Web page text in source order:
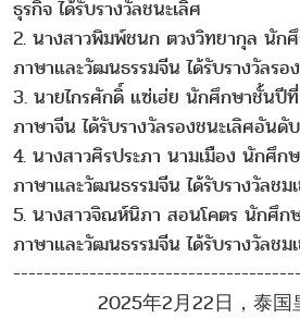
ธุรกิจ ได้รับรางวัลชนะเลิศ
2. นางสาวพิมพ์ชนก ตวงวิทยากุล นัก
ภาษาและวัฒนธรรมจีน ได้รับรางวัลร
3. นายไกรศักดิ์ แซ่เฮ่ย นักศึกษาชั้นปี
ภาษาจีน ได้รับรางวัลรองชนะเลิศอันดั
4. นางสาวศิรประภา นามเมือง นักศึก
ภาษาและวัฒนธรรมจีน ได้รับรางวัลชม
5. นางสาวจิณห์นิภา สอนโคตร นักศึก
ภาษาและวัฒนธรรมจีน ได้รับรางวัลชม
2025年2月22日，泰国皇